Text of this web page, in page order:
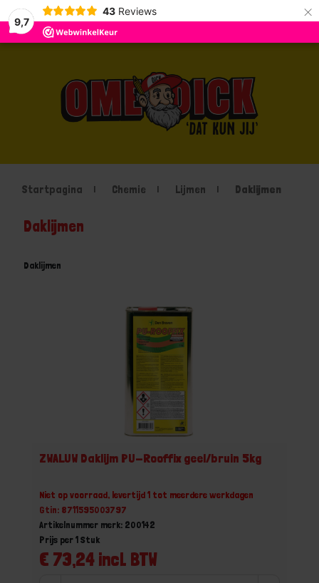
9,7
43 Reviews ×
Startpagina Chemie Lijmen Daklijmen
Daklijmen
Daklijmen
ZWALUW Daklijm PU-Rooffix geel/bruin 5kg
Niet op voorraad, levertijd 1 tot meerdere werkdagen
Gtin: 8711595003797
Artikelnummer merk: 200142
€ 73,24 incl. BTW
Prijs per 1 Stuk